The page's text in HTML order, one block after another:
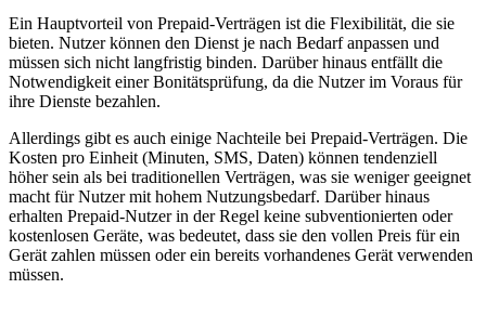
Ein Hauptvorteil von Prepaid-Verträgen ist die Flexibilität, die sie
bieten. Nutzer können den Dienst je nach Bedarf anpassen und
müssen sich nicht langfristig binden. Darüber hinaus entfällt die
Notwendigkeit einer Bonitätsprüfung, da die Nutzer im Voraus für
ihre Dienste bezahlen.
Allerdings gibt es auch einige Nachteile bei Prepaid-Verträgen. Die
Kosten pro Einheit (Minuten, SMS, Daten) können tendenziell
höher sein als bei traditionellen Verträgen, was sie weniger geeignet
macht für Nutzer mit hohem Nutzungsbedarf. Darüber hinaus
erhalten Prepaid-Nutzer in der Regel keine subventionierten oder
kostenlosen Geräte, was bedeutet, dass sie den vollen Preis für ein
Gerät zahlen müssen oder ein bereits vorhandenes Gerät verwenden
müssen.